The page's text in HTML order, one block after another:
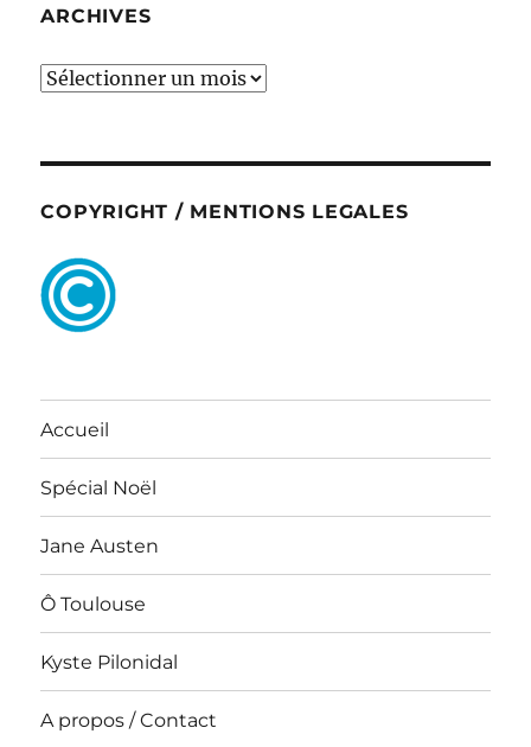
ARCHIVES
ARCHIVES
COPYRIGHT / MENTIONS LEGALES
Accueil
Spécial Noël
Jane Austen
Ô Toulouse
Kyste Pilonidal
A propos / Contact